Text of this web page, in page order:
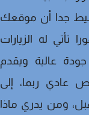
جدا أن موقعك
له الزيارات
عالية ويقدم
ربما، إلى
ومن يدري ماذا